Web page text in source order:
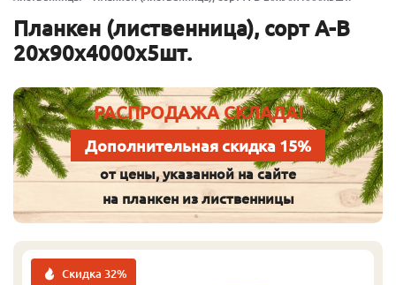
Планкен (лиственница), сорт А-В
20х90х4000х5шт.
РАСПРОДАЖА СКЛАДА!
Дополнительная скидка 15%
от цены, указанной на сайте
на планкен из лиственницы
Скидка 32%